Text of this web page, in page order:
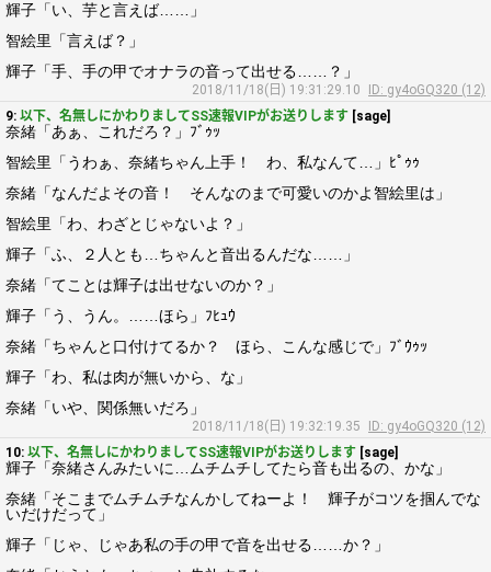
輝子「い、芋と言えば……」
智絵里「言えば？」
輝子「手、手の甲でオナラの音って出せる……？」
2018/11/18(日) 19:31:29.10
ID: gy4oGQ320 (12)
9: 以下、名無しにかわりましてSS速報VIPがお送りします [sage]
奈緒「あぁ、これだろ？」ﾌﾞｩｯ
智絵里「うわぁ、奈緒ちゃん上手！ わ、私なんて…」ﾋﾟｩｩ
奈緒「なんだよその音！ そんなのまで可愛いのかよ智絵里は」
智絵里「わ、わざとじゃないよ？」
輝子「ふ、２人とも…ちゃんと音出るんだな……」
奈緒「てことは輝子は出せないのか？」
輝子「う、うん。……ほら」ﾌﾋｭｳ
奈緒「ちゃんと口付けてるか？ ほら、こんな感じで」ﾌﾞｳｩｯ
輝子「わ、私は肉が無いから、な」
奈緒「いや、関係無いだろ」
2018/11/18(日) 19:32:19.35
ID: gy4oGQ320 (12)
10: 以下、名無しにかわりましてSS速報VIPがお送りします [sage]
輝子「奈緒さんみたいに…ムチムチしてたら音も出るの、かな」
奈緒「そこまでムチムチなんかしてねーよ！ 輝子がコツを掴んでな
いだけだって」
輝子「じゃ、じゃあ私の手の甲で音を出せる……か？」